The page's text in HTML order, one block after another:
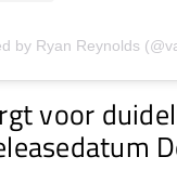
by Ryan Reynolds
voor